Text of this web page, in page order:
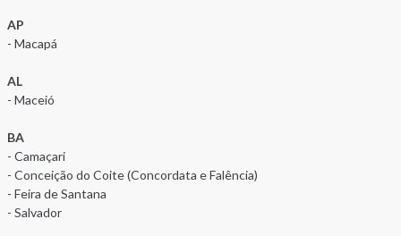
AP
- Macapá
AL
- Maceió
BA
- Camaçari
- Conceição do Coite (Concordata e Falência)
- Feira de Santana
- Salvador